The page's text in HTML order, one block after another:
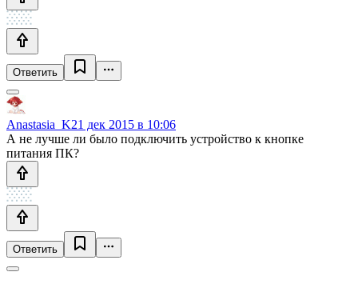
Ответить
Anastasia_K21 дек 2015 в 10:06
А не лучше ли было подключить устройство к кнопке
питания ПК?
Ответить